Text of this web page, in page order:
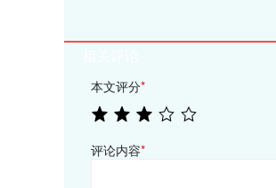
本文评分*
评论内容*